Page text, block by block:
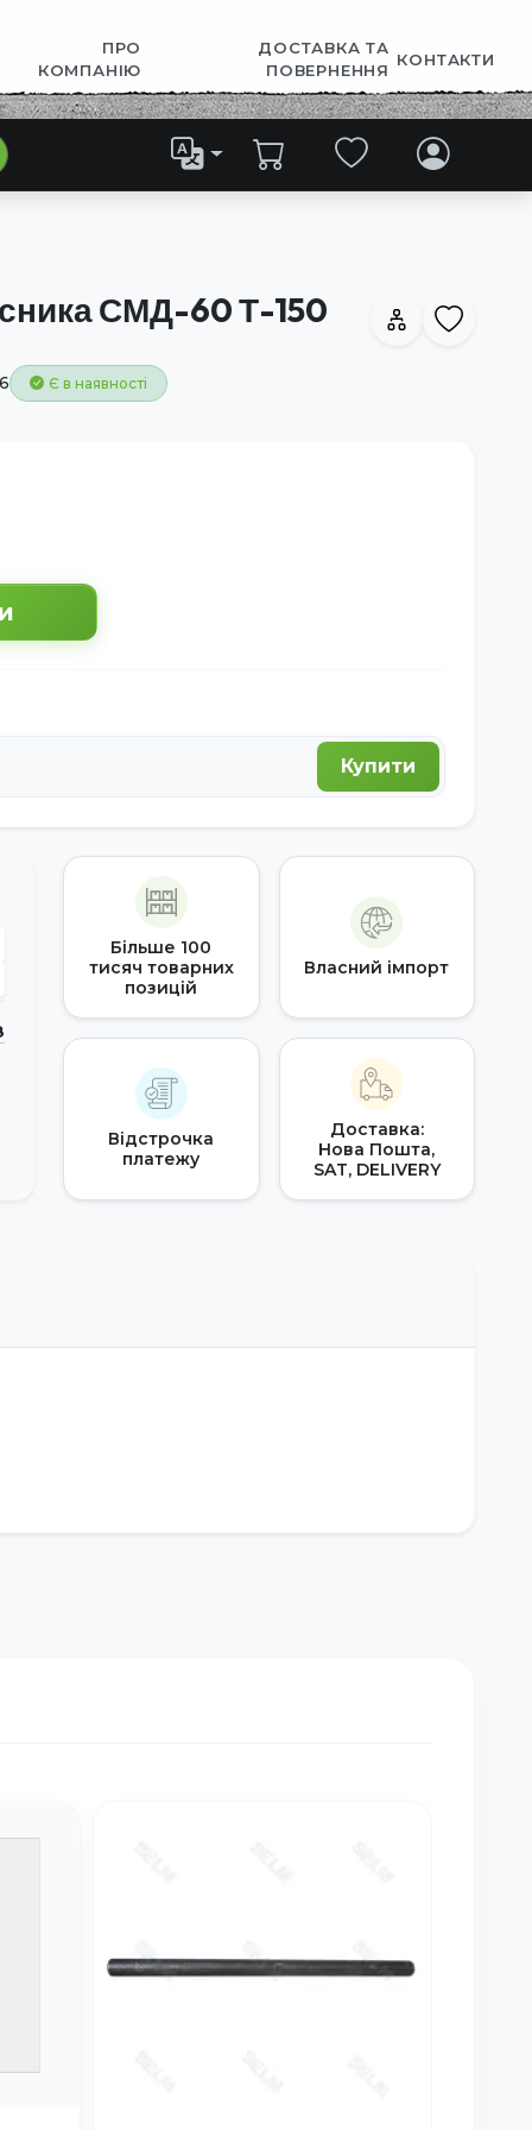
ПРО
КОМПАНІЮ
ДОСТАВКА ТА
ПОВЕРНЕННЯ
КОНТАКТИ
СМД-60 Т-150
Є в наявності
Купити
Більше 100
тисяч товарних
позицій
Власний імпорт
Відстрочка
платежу
Доставка:
Нова Пошта,
SAT, DELIVERY